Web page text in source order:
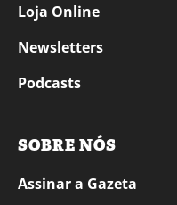
Loja Online
Newsletters
Podcasts
SOBRE NÓS
Assinar a Gazeta